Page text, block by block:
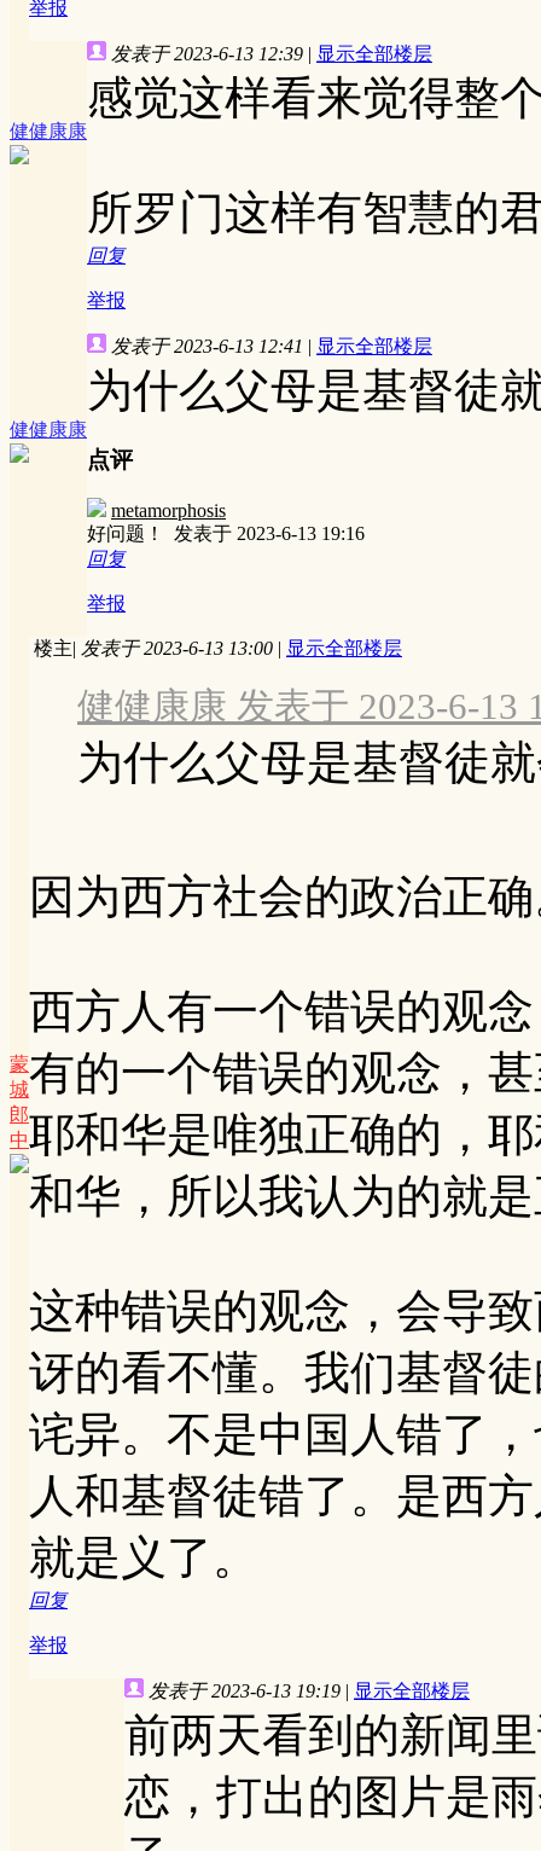
举报
健健康康
发表于 2023-6-13 12:39 | 显示全部楼层
感觉这样看来觉得整
所罗门这样有智慧的
回复
举报
健健康康
发表于 2023-6-13 12:41 | 显示全部楼层
为什么父母是基督徒
点评
metamorphosis
好问题！ 发表于 2023-6-13 19:16
回复
举报
蒙
城
郎
中
楼主| 发表于 2023-6-13 13:00 | 显示全部楼层
健健康康 发表于 2023-6-13
为什么父母是基督徒
因为西方社会的政治正
西方人有一个错误的观
有的一个错误的观念，
耶和华是唯独正确的，
和华，所以我认为的就
这种错误的观念，会导
讶的看不懂。我们基督
诧异。不是中国人错了
人和基督徒错了。是西
就是义了。
回复
举报
发表于 2023-6-13 19:19 | 显示全部楼层
前两天看到的新闻
恋，打出的图片是